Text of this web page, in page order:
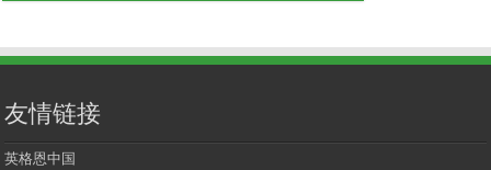
友情链接
英格恩中国